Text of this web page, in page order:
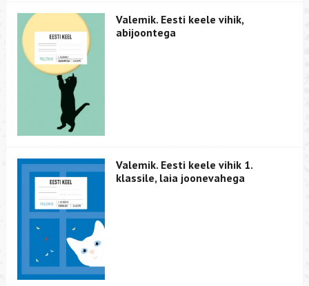
Valemik. Eesti keele vihik,
abijoontega
Valemik. Eesti keele vihik 1.
klassile, laia joonevahega